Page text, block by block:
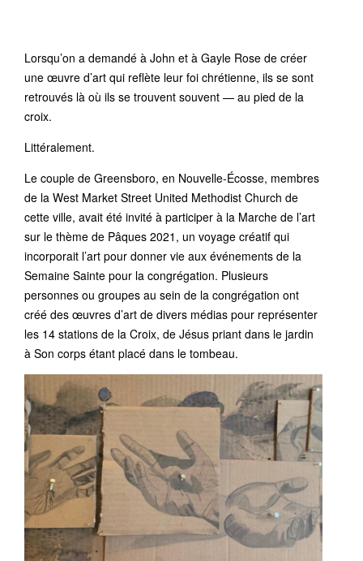
Lorsqu’on a demandé à John et à Gayle Rose de créer
une œuvre d’art qui reflète leur foi chrétienne, ils se sont
retrouvés là où ils se trouvent souvent — au pied de la
croix.
Littéralement.
Le couple de Greensboro, en Nouvelle-Écosse, membres
de la West Market Street United Methodist Church de
cette ville, avait été invité à participer à la Marche de l’art
sur le thème de Pâques 2021, un voyage créatif qui
incorporait l’art pour donner vie aux événements de la
Semaine Sainte pour la congrégation. Plusieurs
personnes ou groupes au sein de la congrégation ont
créé des œuvres d’art de divers médias pour représenter
les 14 stations de la Croix, de Jésus priant dans le jardin
à Son corps étant placé dans le tombeau.